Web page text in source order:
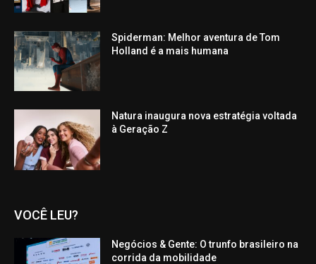
Spiderman: Melhor aventura de Tom
Holland é a mais humana
Natura inaugura nova estratégia voltada
à Geração Z
VOCÊ LEU?
Negócios & Gente: O trunfo brasileiro na
corrida da mobilidade